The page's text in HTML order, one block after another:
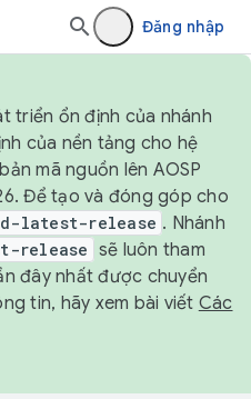
Đăng nhập
triển ổn định của nhánh
của nền tảng cho hệ
mã nguồn lên AOSP
Để tạo và đóng góp cho
latest-release . Nhánh
release sẽ luôn tham
đây nhất được chuyển
tin, hãy xem bài viết Các